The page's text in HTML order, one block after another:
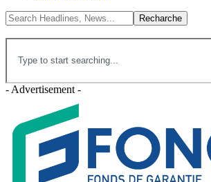
- Advertisement -